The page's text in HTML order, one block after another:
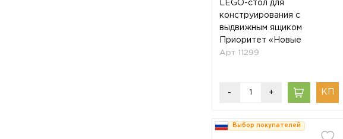
LEGO-стол для
конструирования с
выдвижным ящиком
Приоритет «Новые
горизонты»
Арт 11299
- +
Выбор покупателей